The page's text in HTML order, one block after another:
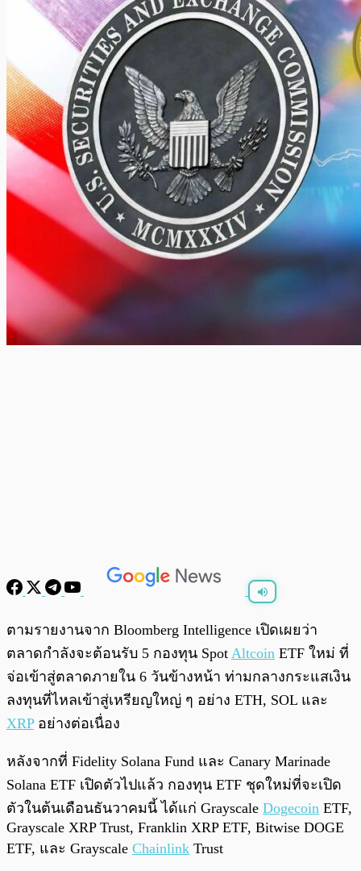
0:00
ตามรายงานจาก Bloomberg Intelligence เปิดเผยว่า
ตลาดกำลังจะต้อนรับ 5 กองทุน Spot Altcoin ETF ใหม่ ที่
จ่อเข้าสู่ตลาดภายใน 6 วันข้างหน้า ท่ามกลางกระแสเงิน
ลงทุนที่ไหลเข้าสู่เหรียญใหญ่ ๆ อย่าง ETH, SOL และ
XRPอย่างต่อเนื่อง
หลังจากที่ Fidelity Solana Fund และ Canary Marinade
Solana ETF เปิดตัวไปแล้ว กองทุน ETF ชุดใหม่ที่จะเปิด
ตัวในต้นเดือนธันวาคมนี้ ได้แก่ Grayscale Dogecoin ETF,
Grayscale XRP Trust, Franklin XRP ETF, Bitwise DOGE
ETF, และ Grayscale Chainlink Trust